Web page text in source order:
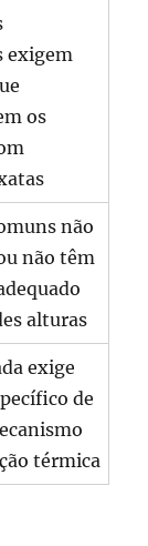
exigem
os
não
não têm
alturas
exige
de
térmica